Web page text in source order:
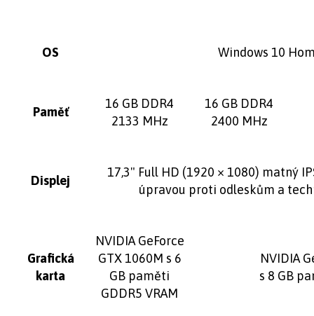
OS Windows 10
Paměť
16 GB DDR4
2133 MHz
16 GB DDR4
2400 MHz
Displej
17,3" Full HD (1920 × 1080) matný
úpravou proti odleskům a
Grafická
karta
NVIDIA GeForce
GTX 1060M s 6
GB paměti
GDDR5 VRAM
NVIDIA
s 8 GB